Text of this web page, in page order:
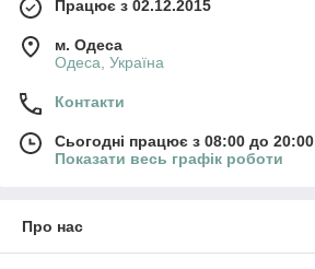
Працює з 02.12.2015
м. Одеса
Одеса, Україна
Контакти
Сьогодні працює з 08:00 до 20:00
Показати весь графік роботи
Про нас